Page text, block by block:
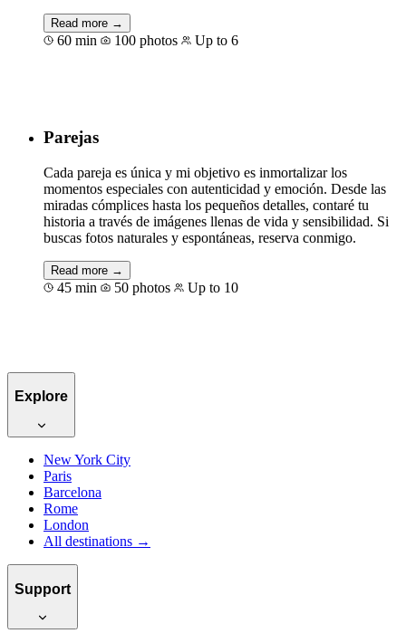
Read more →
60 min 100 photos Up to 6
Parejas
Cada pareja es única y mi objetivo es inmortalizar los
momentos especiales con autenticidad y emoción. Desde las
miradas cómplices hasta los pequeños detalles, contaré tu
historia a través de imágenes llenas de vida y sensibilidad. Si
buscas fotos naturales y espontáneas, reserva conmigo.
Read more →
45 min 50 photos Up to 10
Explore
New York City
Paris
Barcelona
Rome
London
All destinations →
Support